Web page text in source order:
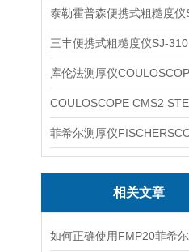
三丰便携式粗糙度仪SJ-310
相关文章